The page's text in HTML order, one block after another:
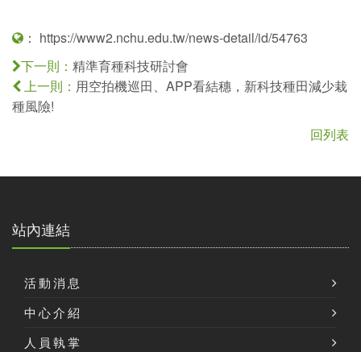
： https://www2.nchu.edu.tw/news-detail/id/54763
下一則： 精準育種科技研討會
上一則： 用空拍機巡田、APP看結穗，新科技種田減少栽
種風險!
回列表
站內連結
活動消息
中心介紹
人員執掌